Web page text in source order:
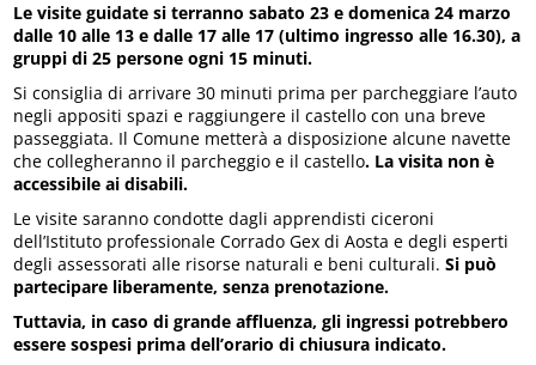
Le visite guidate si terranno sabato 23 e domenica 24 marzo
dalle 10 alle 13 e dalle 17 alle 17 (ultimo ingresso alle 16.30), a
gruppi di 25 persone ogni 15 minuti.
Si consiglia di arrivare 30 minuti prima per parcheggiare l’auto
negli appositi spazi e raggiungere il castello con una breve
passeggiata. Il Comune metterà a disposizione alcune navette
che collegheranno il parcheggio e il castello. La visita non è
accessibile ai disabili.
Le visite saranno condotte dagli apprendisti ciceroni
dell’Istituto professionale Corrado Gex di Aosta e degli esperti
degli assessorati alle risorse naturali e beni culturali. Si può
partecipare liberamente, senza prenotazione.
Tuttavia, in caso di grande affluenza, gli ingressi potrebbero
essere sospesi prima dell’orario di chiusura indicato.